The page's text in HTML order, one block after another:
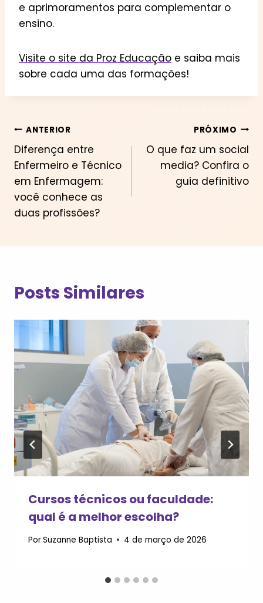
e aprimoramentos para complementar o
ensino.
Visite o site da Proz Educação e saiba mais
sobre cada uma das formações!
Navegação
de
Post
ANTERIOR
Diferença entre
Enfermeiro e Técnico
em Enfermagem:
você conhece as
duas profissões?
PRÓXIMO
O que faz um social
media? Confira o
guia definitivo
Posts Similares
Cursos técnicos ou faculdade:
qual é a melhor escolha?
PorSuzanne Baptista 4 de março de 2026